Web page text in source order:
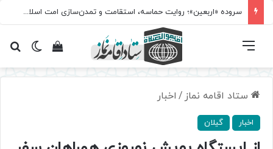
سروده‌ «اربعین»؛ روایت حماسه، استقامت و تمدن‌سازی امت اسلامی
تغییرمشاهده فهرست
ستاد اقامه نماز / اخبار
اخبار گیلان